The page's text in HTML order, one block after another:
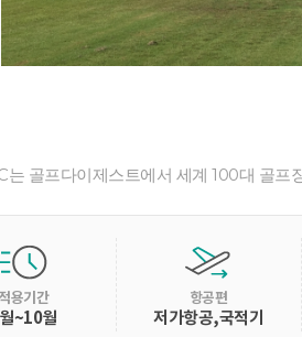
골프다이제스트에서 세계 100대 골프
적용기간
~10월
항공편
저가항공,국적기